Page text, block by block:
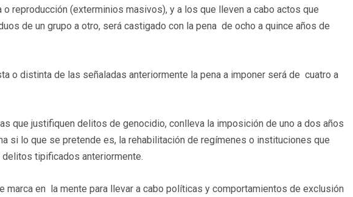
reproducción (exterminios masivos), y a los que lleven a cabo actos que
de un grupo a otro, será castigado con la pena de ocho a quince años de
o distinta de las señaladas anteriormente la pena a imponer será de cuatro a
que justifiquen delitos de genocidio, conlleva la imposición de uno a dos años
si lo que se pretende es, la rehabilitación de regímenes o instituciones que
tipificados anteriormente.
marca en la mente para llevar a cabo políticas y comportamientos de exclusión